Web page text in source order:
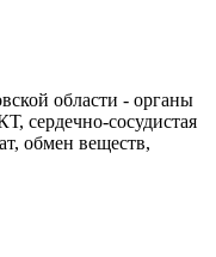
области - органы
сердечно-сосудистая
обмен веществ,